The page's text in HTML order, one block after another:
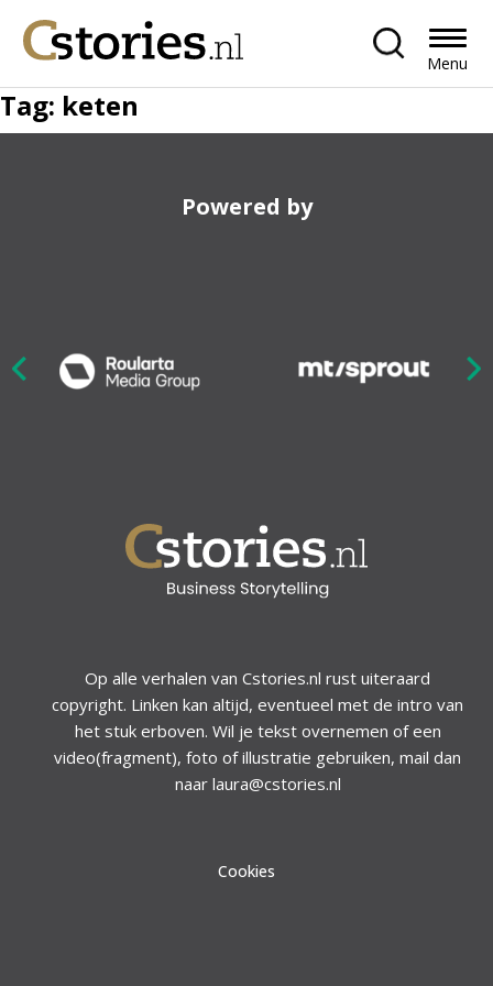
Menu
Tag: keten
Powered by
Op alle verhalen van Cstories.nl rust uiteraard
copyright. Linken kan altijd, eventueel met de intro van
het stuk erboven. Wil je tekst overnemen of een
video(fragment), foto of illustratie gebruiken, mail dan
naar laura@cstories.nl
Cookies